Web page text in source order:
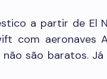
a partir de El
com aeronaves
são baratos.